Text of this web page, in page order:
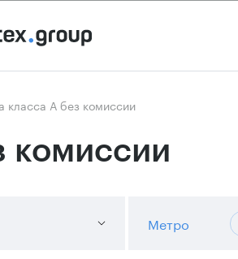
класса А без комиссии
комиссии
Метро